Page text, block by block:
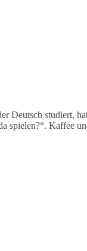
Deutsch studiert,
spielen?“. Kaffee